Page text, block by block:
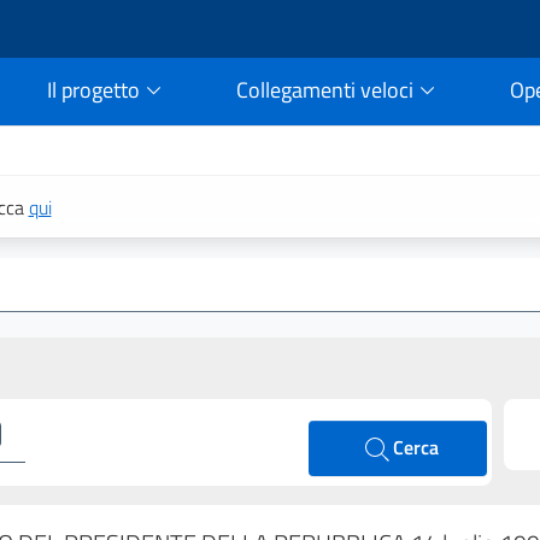
Il progetto Collegamenti veloci
qui
Cerca